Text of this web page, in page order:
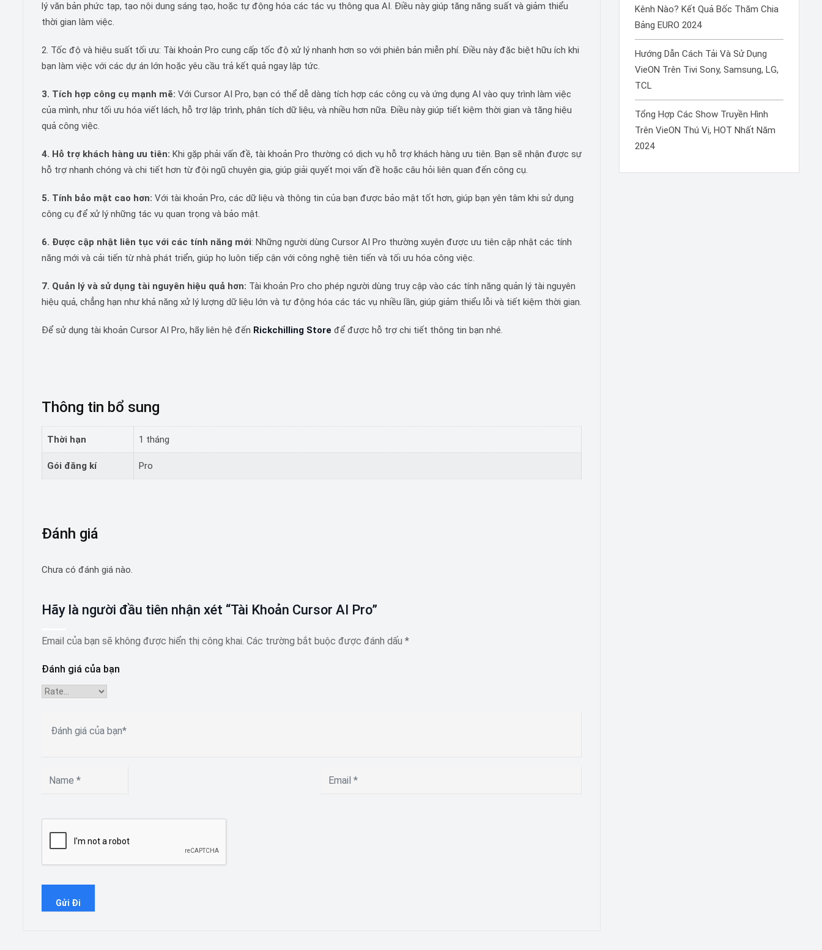
lý văn bản phức tạp, tạo nội dung sáng tạo, hoặc tự động hóa các tác vụ thông qua AI. Điều này giúp tăng năng suất và giảm thiểu
thời gian làm việc.
2. Tốc độ và hiệu suất tối ưu: Tài khoản Pro cung cấp tốc độ xử lý nhanh hơn so với phiên bản miễn phí. Điều này đặc biệt hữu ích khi
bạn làm việc với các dự án lớn hoặc yêu cầu trả kết quả ngay lập tức.
3. Tích hợp công cụ mạnh mẽ: Với Cursor AI Pro, bạn có thể dễ dàng tích hợp các công cụ và ứng dụng AI vào quy trình làm việc
của mình, như tối ưu hóa viết lách, hỗ trợ lập trình, phân tích dữ liệu, và nhiều hơn nữa. Điều này giúp tiết kiệm thời gian và tăng hiệu
quả công việc.
4. Hỗ trợ khách hàng ưu tiên: Khi gặp phải vấn đề, tài khoản Pro thường có dịch vụ hỗ trợ khách hàng ưu tiên. Bạn sẽ nhận được sự
hỗ trợ nhanh chóng và chi tiết hơn từ đội ngũ chuyên gia, giúp giải quyết mọi vấn đề hoặc câu hỏi liên quan đến công cụ.
5. Tính bảo mật cao hơn: Với tài khoản Pro, các dữ liệu và thông tin của bạn được bảo mật tốt hơn, giúp bạn yên tâm khi sử dụng
công cụ để xử lý những tác vụ quan trọng và bảo mật.
6. Được cập nhật liên tục với các tính năng mới: Những người dùng Cursor AI Pro thường xuyên được ưu tiên cập nhật các tính
năng mới và cải tiến từ nhà phát triển, giúp họ luôn tiếp cận với công nghệ tiên tiến và tối ưu hóa công việc.
7. Quản lý và sử dụng tài nguyên hiệu quả hơn: Tài khoản Pro cho phép người dùng truy cập vào các tính năng quản lý tài nguyên
hiệu quả, chẳng hạn như khả năng xử lý lượng dữ liệu lớn và tự động hóa các tác vụ nhiều lần, giúp giảm thiểu lỗi và tiết kiệm thời gian.
Để sử dụng tài khoản Cursor AI Pro, hãy liên hệ đến Rickchilling Store để được hỗ trợ chi tiết thông tin bạn nhé.
Thông tin bổ sung
Thời hạn 1 tháng
Gói đăng kí Pro
Đánh giá
Chưa có đánh giá nào.
Hãy là người đầu tiên nhận xét “Tài Khoản Cursor AI Pro”
Email của bạn sẽ không được hiển thị công khai. Các trường bắt buộc được đánh dấu *
Đánh giá của bạn
Kênh Nào? Kết Quả Bốc Thăm Chia
Bảng EURO 2024
Hướng Dẫn Cách Tải Và Sử Dụng
VieON Trên Tivi Sony, Samsung, LG,
TCL
Tổng Hợp Các Show Truyền Hình
Trên VieON Thú Vị, HOT Nhất Năm
2024